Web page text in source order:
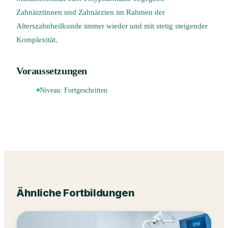
Zahnärztinnen und Zahnärzten im Rahmen der
Alterszahnheilkunde immer wieder und mit stetig steigender
Komplexität.
Voraussetzungen
Niveau: Fortgeschritten
Ähnliche Fortbildungen